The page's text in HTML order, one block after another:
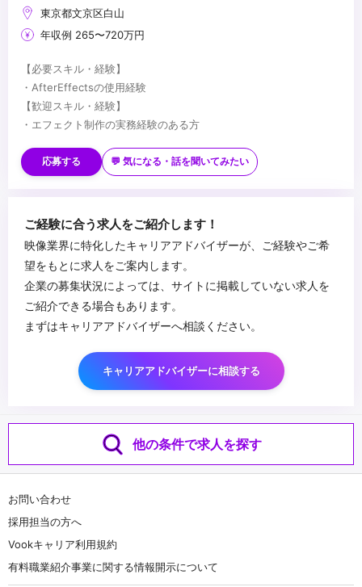
東京都文京区白山
年収例 265〜720万円
【必要スキル・経験】
・AfterEffectsの使用経験
【歓迎スキル・経験】
・エフェクト制作の実務経験のある方
※イラストレーターや、フォトショップ、3Dソフト等が使用出来れ
ばなお可
【求める人物像】
てみたい方も歓迎いたします！
...
応募する 💬 気になる・話を聞いてみたい
ご経験に合う求人をご紹介します！
映像業界に特化したキャリアアドバイザーが、ご経験やご希
望をもとに求人をご案内します。
企業の募集状況によっては、サイトに掲載していない求人を
ご紹介できる場合もあります。
まずはキャリアアドバイザーへ相談ください。
キャリアアドバイザーに相談する
他の条件で求人を探す
お問い合わせ
採用担当の方へ
Vookキャリア利用規約
有料職業紹介事業に関する情報開示について